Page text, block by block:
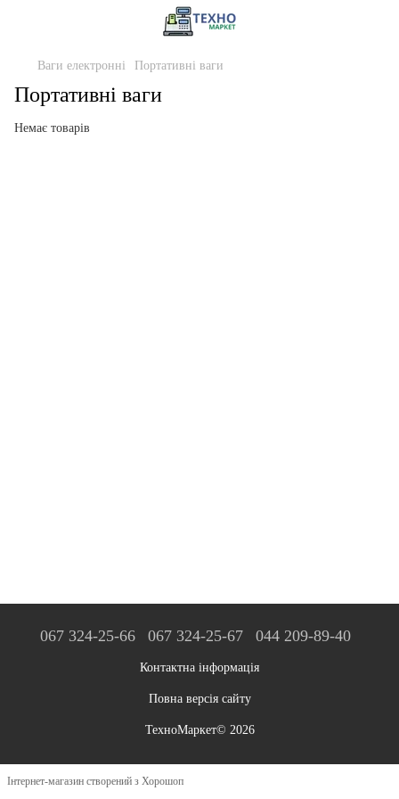
Ваги електронні Портативні ваги
Портативні ваги
Немає товарів
067 324-25-66 067 324-25-67 044 209-89-40
Контактна інформація
Повна версія сайту
ТехноМаркет© 2026
Інтернет-магазин створений з Хорошоп